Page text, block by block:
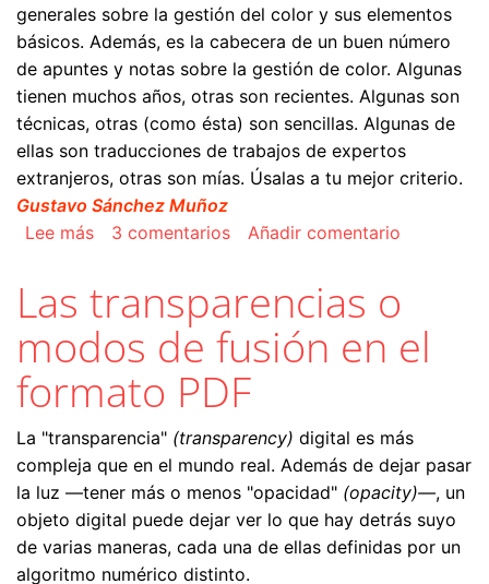
generales sobre la gestión del color y sus elementos
básicos. Además, es la cabecera de un buen número
de apuntes y notas sobre la gestión de color. Algunas
tienen muchos años, otras son recientes. Algunas son
técnicas, otras (como ésta) son sencillas. Algunas de
ellas son traducciones de trabajos de expertos
extranjeros, otras son mías. Úsalas a tu mejor criterio.
Gustavo Sánchez Muñoz
Lee mássobre Administración del color, calibración y
3 comentarios Añadir comentario
Las transparencias o
modos de fusión en el
formato PDF
La "transparencia" (transparency) digital es más
compleja que en el mundo real. Además de dejar pasar
la luz —tener más o menos "opacidad" (opacity)—, un
objeto digital puede dejar ver lo que hay detrás suyo
de varias maneras, cada una de ellas definidas por un
algoritmo numérico distinto.